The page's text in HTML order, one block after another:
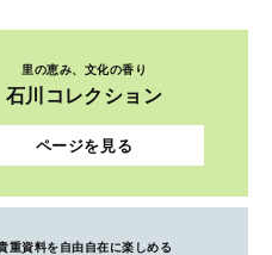
里の恵み、文化の香り
石川コレクション
ページを見る
重資料を自由自在に楽しめる